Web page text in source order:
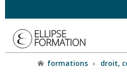
formations › droit,